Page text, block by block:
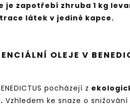
je zapotřebí zhruba 1 kg
látek v jediné kapce.
OLEJE V
pocházejí z
Vzhledem ke snaze o